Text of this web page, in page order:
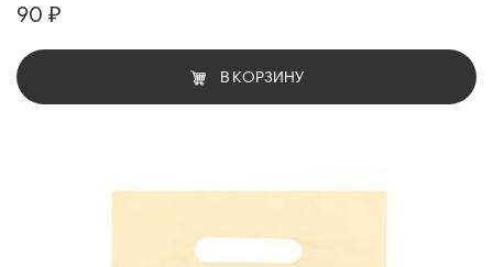
90 ₽
В КОРЗИНУ